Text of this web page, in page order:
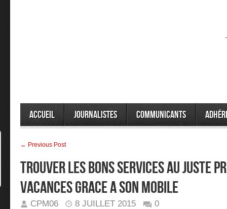
Accueil Journalistes Communicants
← Previous Post
TROUVER LES BONS SERVICES AU JUSTE
VACANCES GRACE A SON MOBILE
CPM06 8 JUILLET 2015 0